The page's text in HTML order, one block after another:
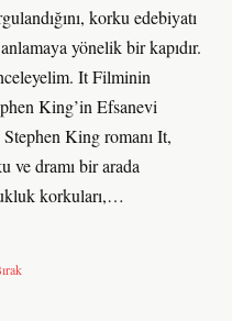
korku edebiyatı
yönelik bir kapıdır.
It Filminin
King’in Efsanevi
Stephen King romanı It,
ve dramı bir arada
korkuları,…